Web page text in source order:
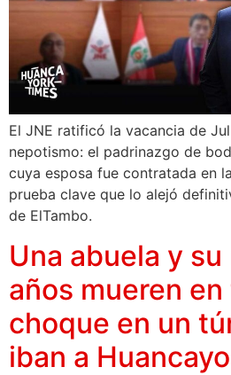
El JNE ratificó la vacancia de
nepotismo: el padrinazgo de
cuya esposa fue contratada en
prueba clave que lo alejó
de ElTambo.
Una abuela y
años mueren
choque en un
iban a Huancayo